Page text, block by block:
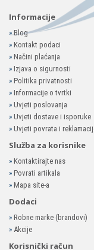
Informacije
»Blog
» Kontakt podaci
» Načini plaćanja
» Izjava o sigurnosti
» Politika privatnosti
» Informacije o tvrtki
» Uvjeti poslovanja
» Uvjeti dostave i isporuke
» Uvjeti povrata i
Služba za korisnike
» Kontaktirajte nas
» Povrati artikala
» Mapa site-a
Dodaci
» Robne marke (brandovi)
» Akcije
Korisnički račun